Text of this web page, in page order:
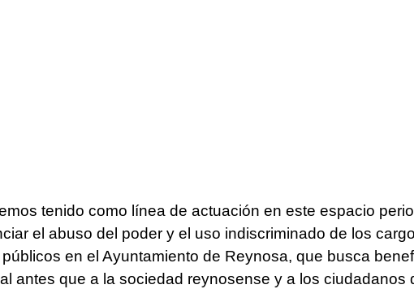
tenido como línea de actuación en este espacio
el abuso del poder y el uso indiscriminado de los
en el Ayuntamiento de Reynosa, que busca
antes que a la sociedad reynosense y a los ciudadanos